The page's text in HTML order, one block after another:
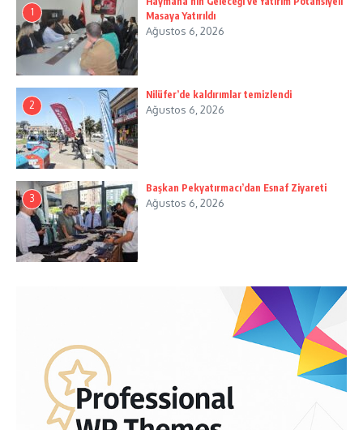
1
Masaya Yatırıldı
Ağustos 6, 2026
2
Nilüfer’de kaldırımlar temizlendi
Ağustos 6, 2026
3
Başkan Pekyatırmacı’dan Esnaf Ziyareti
Ağustos 6, 2026